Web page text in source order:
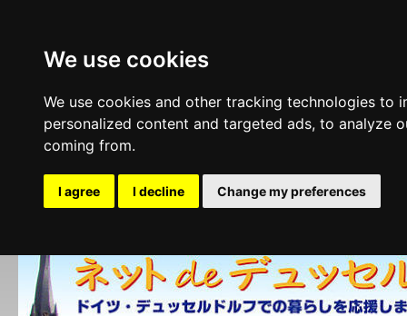
We use cookies
We use cookies and other tracking technologies
personalized content and targeted ads, to analyze
coming from.
I agree I decline Change my preferences